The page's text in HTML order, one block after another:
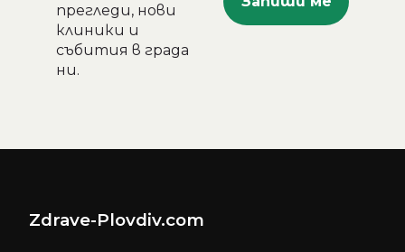
прегледи, нови
клиники и
събития в града
ни.
Zdrave-Plovdiv.com